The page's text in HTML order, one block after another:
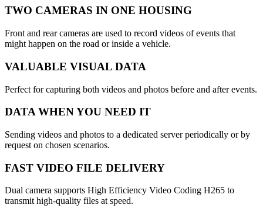
TWO CAMERAS IN ONE HOUSING
Front and rear cameras are used to record videos of events that
might happen on the road or inside a vehicle.
VALUABLE VISUAL DATA
Perfect for capturing both videos and photos before and after events.
DATA WHEN YOU NEED IT
Sending videos and photos to a dedicated server periodically or by
request on chosen scenarios.
FAST VIDEO FILE DELIVERY
Dual camera supports High Efficiency Video Coding H265 to
transmit high-quality files at speed.